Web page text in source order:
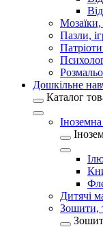
Мозаїки,
Пазли,
Дошкільне
Каталог
Дитячі
Зошити,